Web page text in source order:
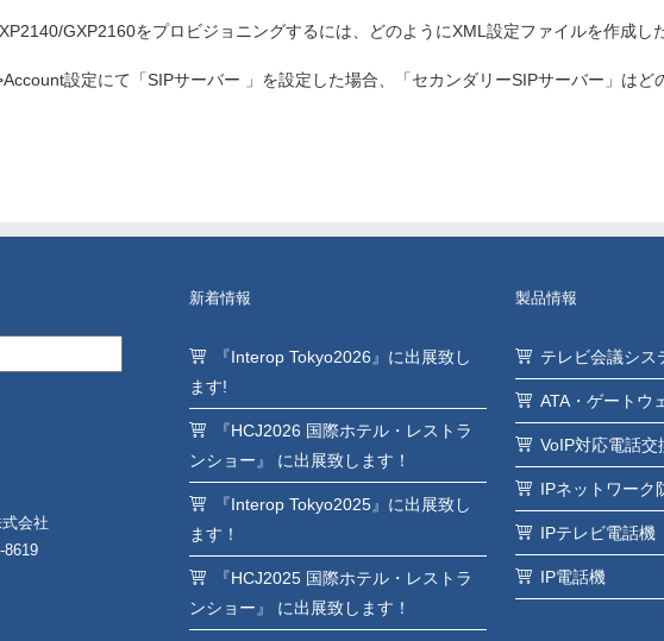
GXP2160をプロビジョニングするには、どのようにXML設定ファイルを作成し
設定にて「SIPサーバー 」を設定した場合、「セカンダリーSIPサーバー」はど
会社
8619
新着情報
『Interop Tokyo2026』に出展致し
ます!
『HCJ2026 国際ホテル・レストラ
ンショー』 に出展致します！
『Interop Tokyo2025』に出展致し
ます！
『HCJ2025 国際ホテル・レストラ
ンショー』 に出展致します！
製品情報
テレビ会議シス
ATA・ゲートウ
VoIP対応電話交
IPネットワーク
IPテレビ電話機
IP電話機